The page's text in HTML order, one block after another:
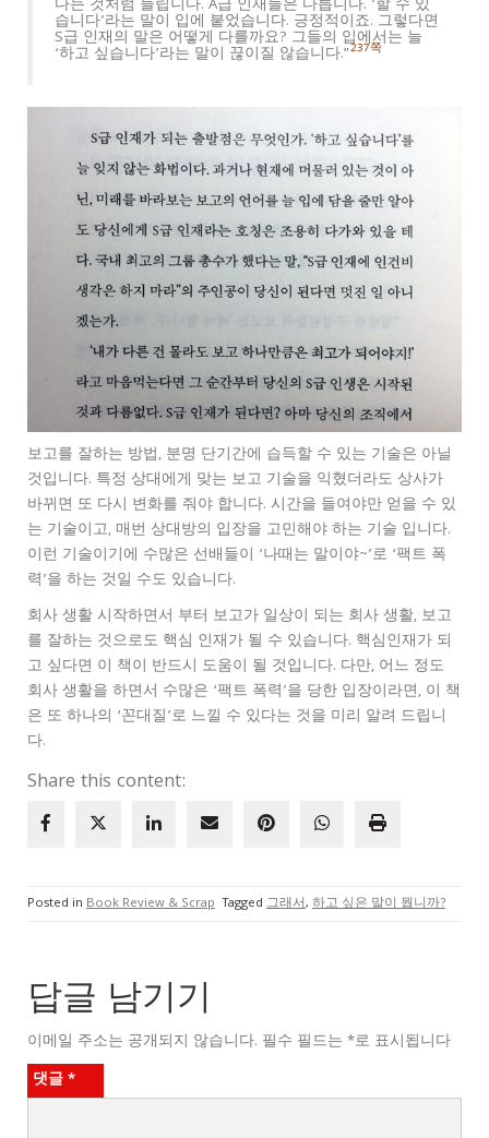
다는 것처럼 들립니다. A급 인재들은 다릅니다. ‘할 수 있
습니다’라는 말이 입에 붙었습니다. 긍정적이죠. 그렇다면
S급 인재의 말은 어떻게 다를까요? 그들의 입에서는 늘
‘하고 싶습니다’라는 말이 끊이질 않습니다.”237쪽
보고를 잘하는 방법, 분명 단기간에 습득할 수 있는 기술은 아닐
것입니다. 특정 상대에게 맞는 보고 기술을 익혔더라도 상사가
바뀌면 또 다시 변화를 줘야 합니다. 시간을 들여야만 얻을 수 있
는 기술이고, 매번 상대방의 입장을 고민해야 하는 기술 입니다.
이런 기술이기에 수많은 선배들이 ‘나때는 말이야~’로 ‘팩트 폭
력’을 하는 것일 수도 있습니다.
회사 생활 시작하면서 부터 보고가 일상이 되는 회사 생활, 보고
를 잘하는 것으로도 핵심 인재가 될 수 있습니다. 핵심인재가 되
고 싶다면 이 책이 반드시 도움이 될 것입니다. 다만, 어느 정도
회사 생활을 하면서 수많은 ‘팩트 폭력’을 당한 입장이라면, 이 책
은 또 하나의 ‘꼰대질’로 느낄 수 있다는 것을 미리 알려 드립니
다.
Share this content:
Posted in Book Review & Scrap Tagged 그래서, 하고 싶은 말이 뭡니까?
답글 남기기
이메일 주소는 공개되지 않습니다. 필수 필드는 *로 표시됩니다
댓글*